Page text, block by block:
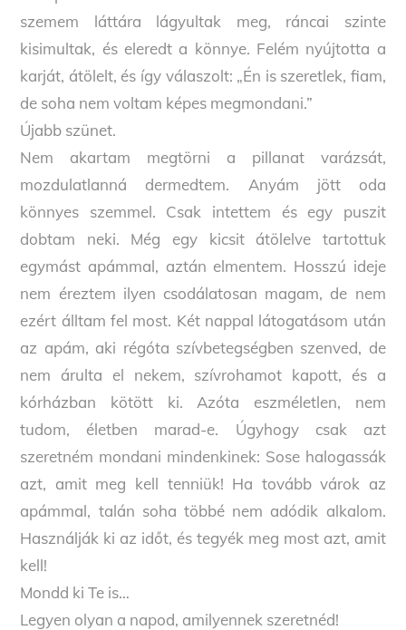
szemem láttára lágyultak meg, ráncai szinte
kisimultak, és eleredt a könnye. Felém nyújtotta a
karját, átölelt, és így válaszolt: „Én is szeretlek, fiam,
de soha nem voltam képes megmondani.”
Újabb szünet.
Nem akartam megtörni a pillanat varázsát,
mozdulatlanná dermedtem. Anyám jött oda
könnyes szemmel. Csak intettem és egy puszit
dobtam neki. Még egy kicsit átölelve tartottuk
egymást apámmal, aztán elmentem. Hosszú ideje
nem éreztem ilyen csodálatosan magam, de nem
ezért álltam fel most. Két nappal látogatásom után
az apám, aki régóta szívbetegségben szenved, de
nem árulta el nekem, szívrohamot kapott, és a
kórházban kötött ki. Azóta eszméletlen, nem
tudom, életben marad-e. Úgyhogy csak azt
szeretném mondani mindenkinek: Sose halogassák
azt, amit meg kell tenniük! Ha tovább várok az
apámmal, talán soha többé nem adódik alkalom.
Használják ki az időt, és tegyék meg most azt, amit
kell!
Mondd ki Te is…
Legyen olyan a napod, amilyennek szeretnéd!